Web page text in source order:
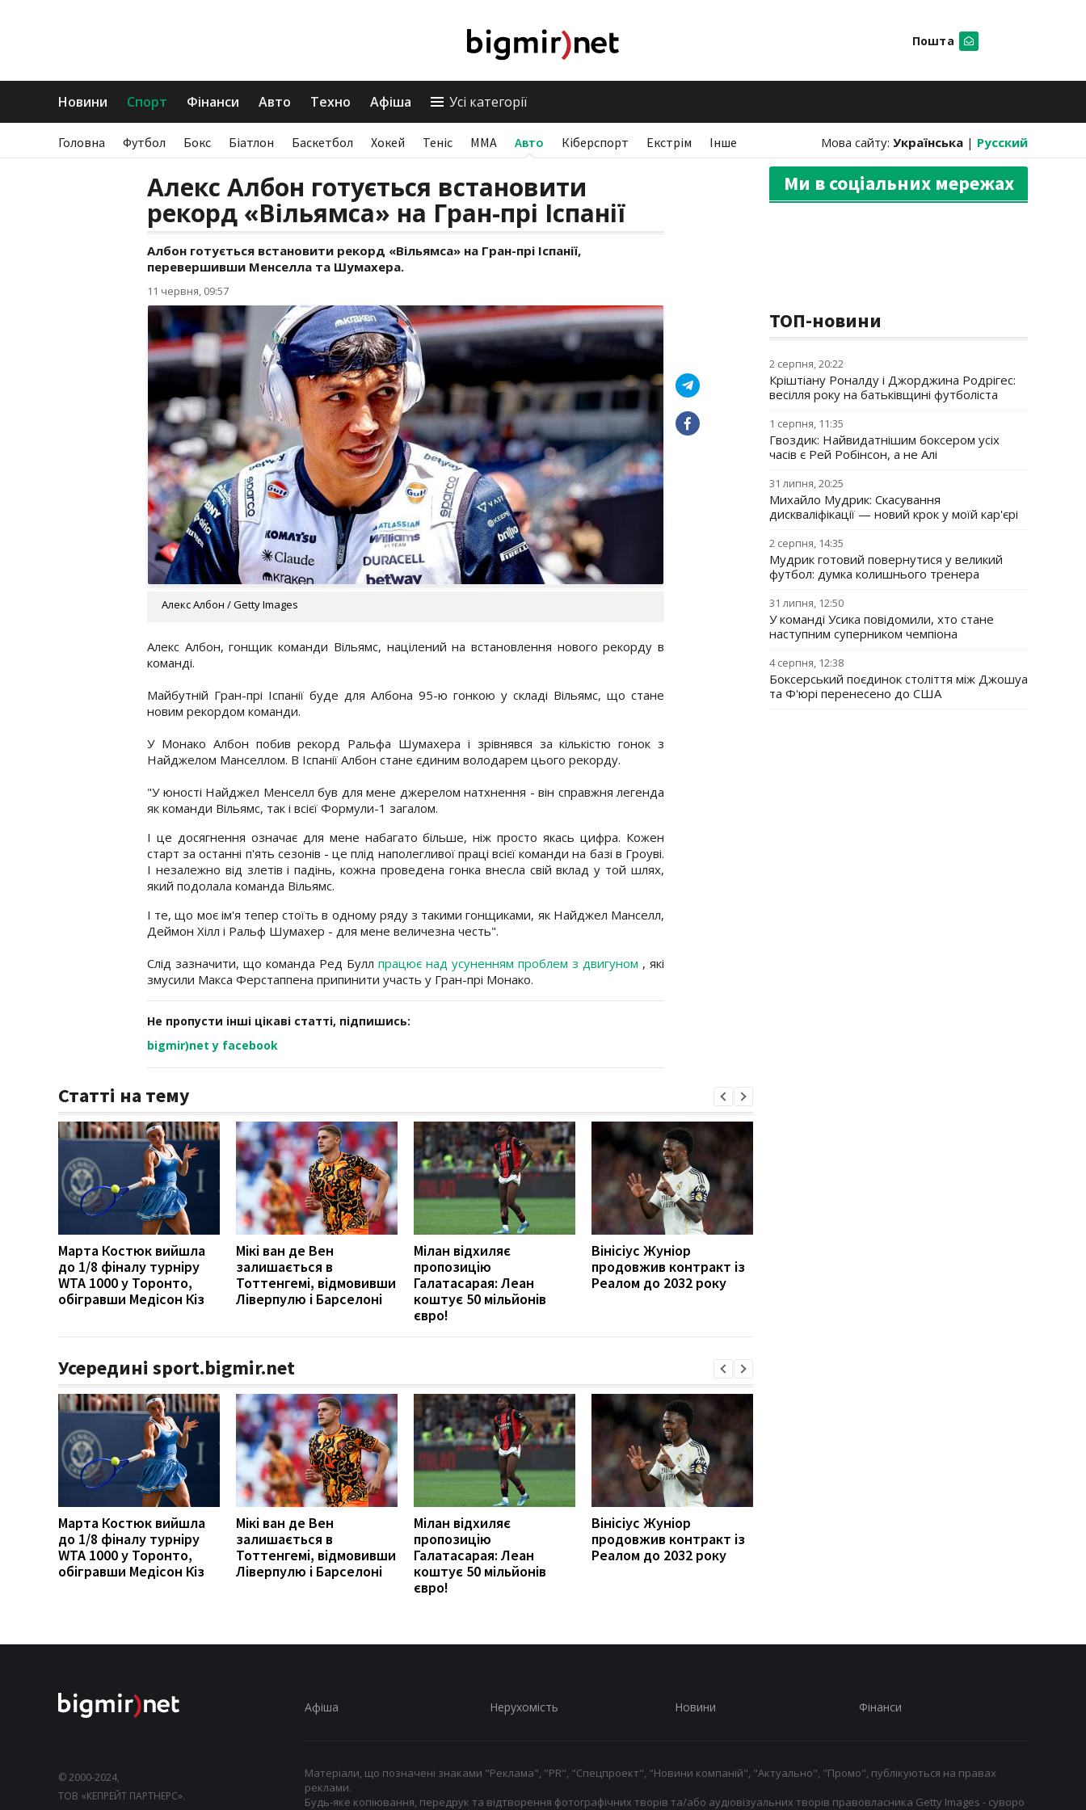
Пошта
Новини Спорт Фінанси Авто Техно Афіша Усі категорії
Головна Футбол Бокс Біатлон Баскетбол Хокей Теніс ММА Авто Кіберспорт Екстрім Інше Мова сайту: Українська | Русский
Алекс Албон готується встановити
рекорд «Вільямса» на Гран-прі Іспанії
Албон готується встановити рекорд «Вільямса» на Гран-прі Іспанії,
перевершивши Менселла та Шумахера.
11 червня, 09:57
Алекс Албон / Getty Images
Алекс Албон, гонщик команди Вільямс, націлений на встановлення нового рекорду в
команді.
Майбутній Гран-прі Іспанії буде для Албона 95-ю гонкою у складі Вільямс, що стане
новим рекордом команди.
У Монако Албон побив рекорд Ральфа Шумахера і зрівнявся за кількістю гонок з
Найджелом Манселлом. В Іспанії Албон стане єдиним володарем цього рекорду.
"У юності Найджел Менселл був для мене джерелом натхнення - він справжня легенда
як команди Вільямс, так і всієї Формули-1 загалом.
І це досягнення означає для мене набагато більше, ніж просто якась цифра. Кожен
старт за останні п'ять сезонів - це плід наполегливої праці всієї команди на базі в Гроуві.
І незалежно від злетів і падінь, кожна проведена гонка внесла свій вклад у той шлях,
який подолала команда Вільямс.
І те, що моє ім'я тепер стоїть в одному ряду з такими гонщиками, як Найджел Манселл,
Деймон Хілл і Ральф Шумахер - для мене величезна честь".
Слід зазначити, що команда Ред Булл працює над усуненням проблем з двигуном , які
змусили Макса Ферстаппена припинити участь у Гран-прі Монако.
Не пропусти інші цікаві статті, підпишись:
bigmir)net у facebook
Статті на тему
Марта Костюк вийшла
до 1/8 фіналу турніру
WTA 1000 у Торонто,
обігравши Медісон Кіз
Мікі ван де Вен
залишається в
Тоттенгемі, відмовивши
Ліверпулю і Барселоні
Мілан відхиляє
пропозицію
Галатасарая: Леан
коштує 50 мільйонів
євро!
Вінісіус Жуніор
продовжив контракт із
Реалом до 2032 року
Усередині sport.bigmir.net
Марта Костюк вийшла
до 1/8 фіналу турніру
WTA 1000 у Торонто,
обігравши Медісон Кіз
Мікі ван де Вен
залишається в
Тоттенгемі, відмовивши
Ліверпулю і Барселоні
Мілан відхиляє
пропозицію
Галатасарая: Леан
коштує 50 мільйонів
євро!
Вінісіус Жуніор
продовжив контракт із
Реалом до 2032 року
Ми в соціальних мережах
ТОП-новини
2 серпня, 20:22
Кріштіану Роналду і Джорджина Родрігес:
весілля року на батьківщині футболіста
1 серпня, 11:35
Гвоздик: Найвидатнішим боксером усіх
часів є Рей Робінсон, а не Алі
31 липня, 20:25
Михайло Мудрик: Скасування
дискваліфікації — новий крок у моїй кар'єрі
2 серпня, 14:35
Мудрик готовий повернутися у великий
футбол: думка колишнього тренера
31 липня, 12:50
У команді Усика повідомили, хто стане
наступним суперником чемпіона
4 серпня, 12:38
Боксерський поєдинок століття між Джошуа
та Ф'юрі перенесено до США
© 2000-2024,
ТОВ «КЕПРЕЙТ ПАРТНЕРС».
Афіша Нерухомість Новини Фінанси
Матеріали, що позначені знаками "Реклама", "PR", "Спецпроект", "Новини компаній", "Актуально", "Промо", публікуються на правах
реклами.
Будь-яке копіювання, передрук та відтворення фотографічних творів та/або аудіовізуальних творів правовласника Getty Images - суворо